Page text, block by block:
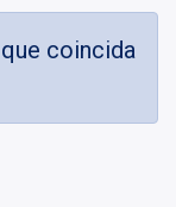
coincida